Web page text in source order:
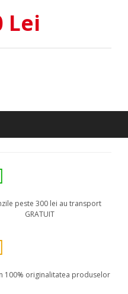
Lei
peste 300 lei au transport
GRATUIT
100% originalitatea produselor